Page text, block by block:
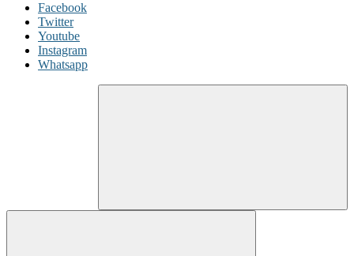
Facebook
Twitter
Youtube
Instagram
Whatsapp